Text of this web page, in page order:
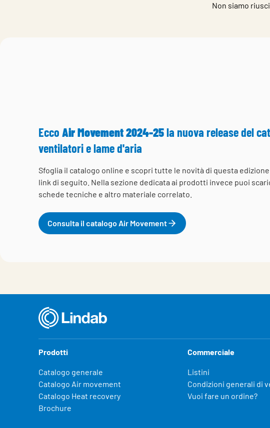
Non siamo
Ecco Air Movement 2024-25la nuova release del
ventilatori e lame d'aria
Sfoglia il catalogo online e scopri tutte le novità di questa
link di seguito. Nella sezione dedicata ai prodotti invece puoi
schede tecniche e altro materiale correlato.
Consulta il catalogo Air Movement
Prodotti
Catalogo generale
Catalogo Air movement
Catalogo Heat recovery
Brochure
Commerciale
Listini
Condizioni generali di
Vuoi fare un ordine?